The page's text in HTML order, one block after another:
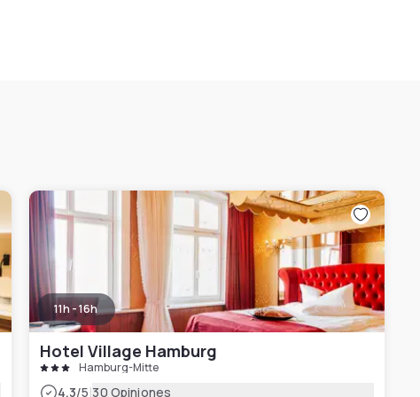
11h - 16h
Hotel Village Hamburg
Hamburg-Mitte
4.3/5|30 Opiniones